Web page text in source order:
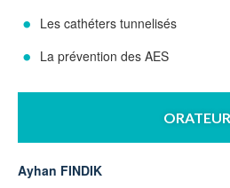
Les cathéters tunnelisés
La prévention des AES
Ayhan FINDIK